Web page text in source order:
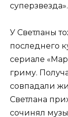
суперзвезда».
У Светланы
последнего
сериале
гриму.
совпадали
Светлана
сочинял